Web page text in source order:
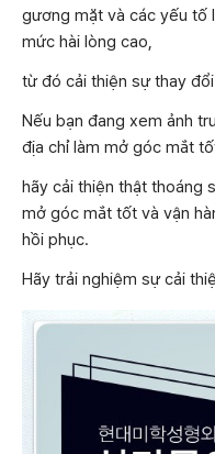
gương mặt và các yếu tố
mức hài lòng cao,
từ đó cải thiện sự thay
Nếu bạn đang xem ảnh
địa chỉ làm mở góc mắt
hãy cải thiện thật thoáng
mở góc mắt tốt và vận
hồi phục.
Hãy trải nghiệm sự cải